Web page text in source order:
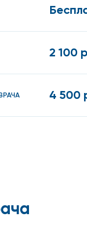
2 100
4 500